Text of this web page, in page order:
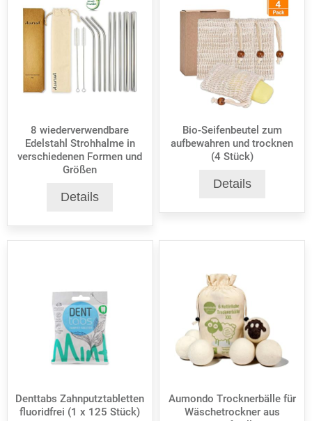
8 wiederverwendbare
Edelstahl Strohhalme in
verschiedenen Formen und
Größen
Details
Bio-Seifenbeutel zum
aufbewahren und trocknen
(4 Stück)
Details
Denttabs Zahnputztabletten
fluoridfrei (1 x 125 Stück)
Aumondo Trocknerbälle für
Wäschetrockner aus